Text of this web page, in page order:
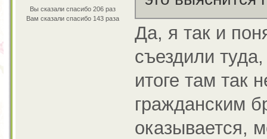
Вы сказали спасибо 206 раз
Вам сказали спасибо 143 раза
Да, я так и
съездили
итоге там так
гражданским
оказывается,